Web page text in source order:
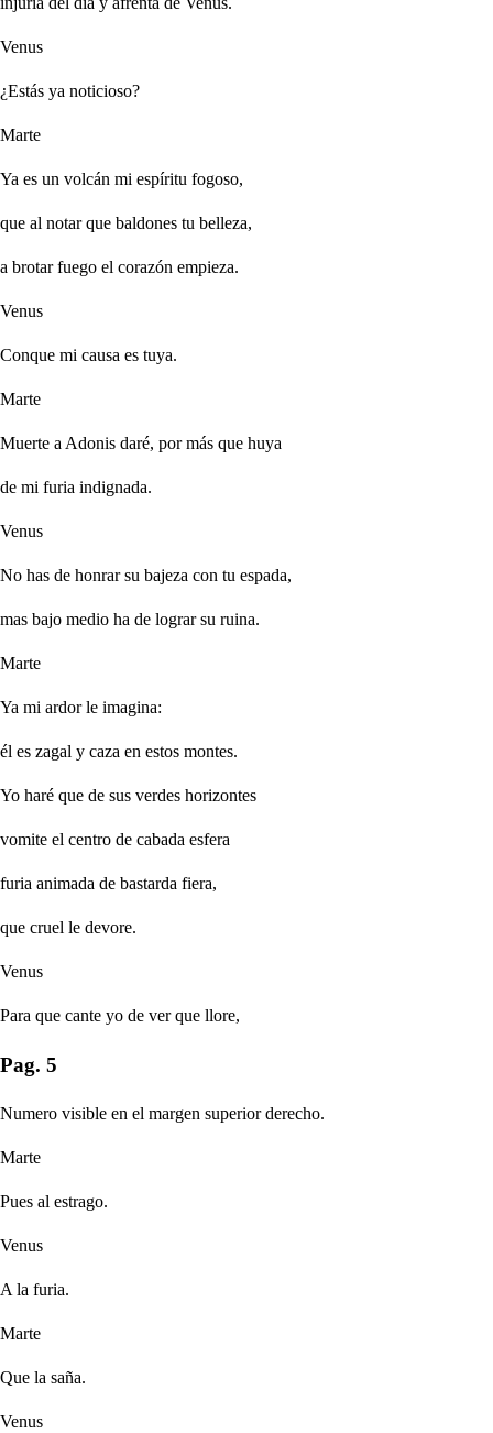
Venus
¿Estás ya noticioso?
Marte
Ya es un volcán mi espíritu fogoso,
que al notar que baldones tu belleza,
a brotar fuego el corazón empieza.
Venus
Conque mi causa es tuya.
Marte
Muerte a Adonis daré, por más que huya
de mi furia indignada.
Venus
No has de honrar su bajeza con tu espada,
mas bajo medio ha de lograr su ruina.
Marte
Ya mi ardor le imagina:
él es zagal y caza en estos montes.
Yo haré que de sus verdes horizontes
vomite el centro de cabada esfera
furia animada de bastarda fiera,
que cruel le devore.
Venus
Para que cante yo de ver que llore,
Pag. 5
Numero visible en el margen superior derecho.
Marte
Pues al estrago.
Venus
A la furia.
Marte
Que la saña.
Venus